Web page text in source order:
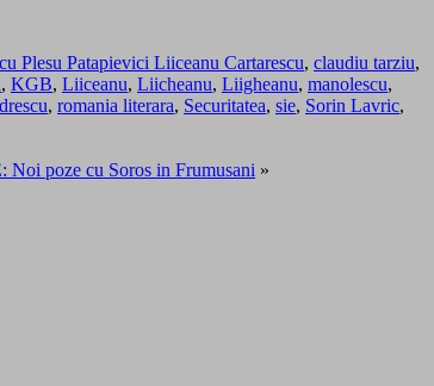
Plesu Patapievici Liiceanu Cartarescu, claudiu tarziu,
, KGB, Liiceanu, Liicheanu, Liigheanu, manolescu,
, romania literara, Securitatea, sie, Sorin Lavric,
Noi poze cu Soros in Frumusani »